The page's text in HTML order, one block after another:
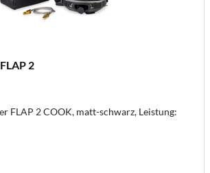
2
FLAP 2 COOK, matt-schwarz, Leistung: